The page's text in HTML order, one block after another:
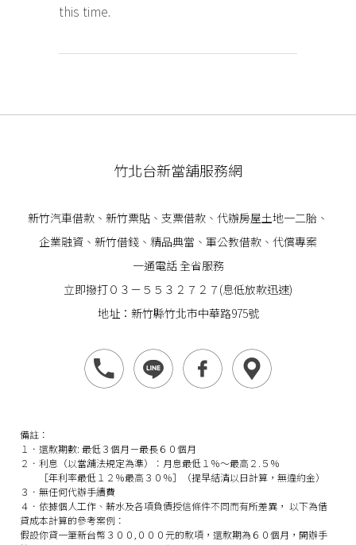
this time.
竹北台新當舖服務網
新竹汽車借款 、 新竹票貼 、支票借款、代辦房屋土地一二胎、
企業融資 、 新竹借錢 、精品典當、軍公教借款、代償專案
一通電話 全省服務
立即撥打０３－５５３２７２７(息低放款迅速)
地址：新竹縣竹北市中華路975號
備註：
１．還款期數: 最低３個月－最長６０個月
２．利息（以當舖法規定為準）：月息最低１％～最高２.５％
［年利率最低１２％最高３０％］（提早結清以日計算，無違約金）
３．無任何代辦手續費
４．依據個人工作、薪水及各項負債授信條件不同而有所差異， 以下為借
貸成本計算的參考案例：
假設你貸一筆新台幣３００,０００元的款項，還款期為６０個月，開辦手